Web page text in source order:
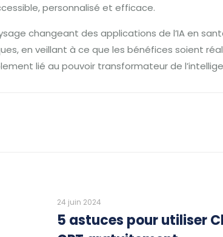
personnalisé et efficace.
changeant des applications de l’IA en
en veillant à ce que les bénéfices soient
lié au pouvoir transformateur de
24 juin 2024
5 astuces pour utiliser